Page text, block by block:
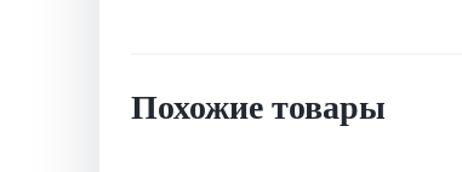
Похожие товары